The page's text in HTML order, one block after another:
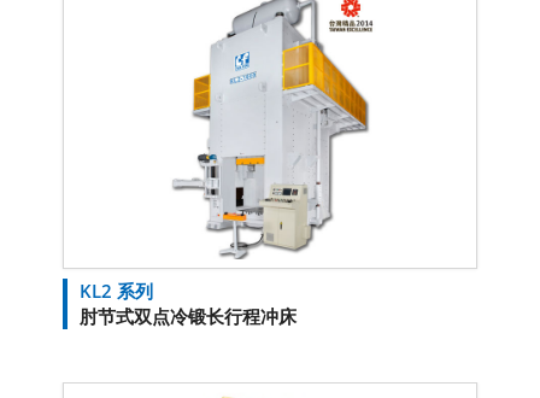
KL2 系列
肘节式双点冷锻长行程冲床